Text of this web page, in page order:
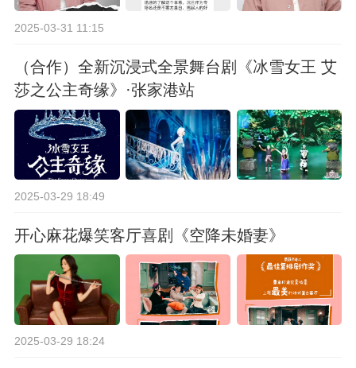
2025-03-31 11:15
（合作）全新沉浸式全景舞台剧《冰雪女王 艾
莎之公主奇缘》·张家港站
2025-03-29 18:49
开心麻花爆笑客厅喜剧《空降未婚妻》
2025-03-29 18:24